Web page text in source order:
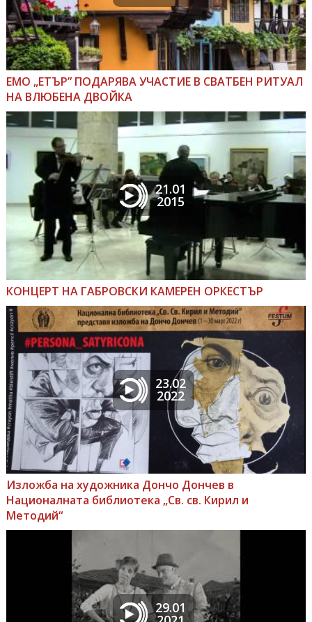
ЕМО „ЕТЪР” ПОДАРЯВА УЧАСТИЕ В СВАТБЕН РИТУАЛ
НА ВЛЮБЕНА ДВОЙКА
21.01
2015
КОНЦЕРТ НА ГАБРОВСКИ КАМЕРЕН ОРКЕСТЪР
23.02
2022
Изложба на художника Дончо Дончев в
Националната библиотека „Св. св. Кирил и
Методий“
29.01